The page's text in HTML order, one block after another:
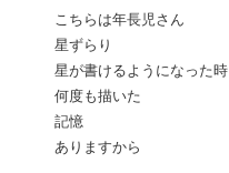
こちらは年長児さん
星ずらり
星が書けるようになった時
何度も描いた
記憶
ありますから